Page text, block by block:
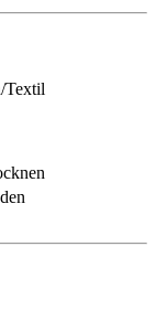
Textil